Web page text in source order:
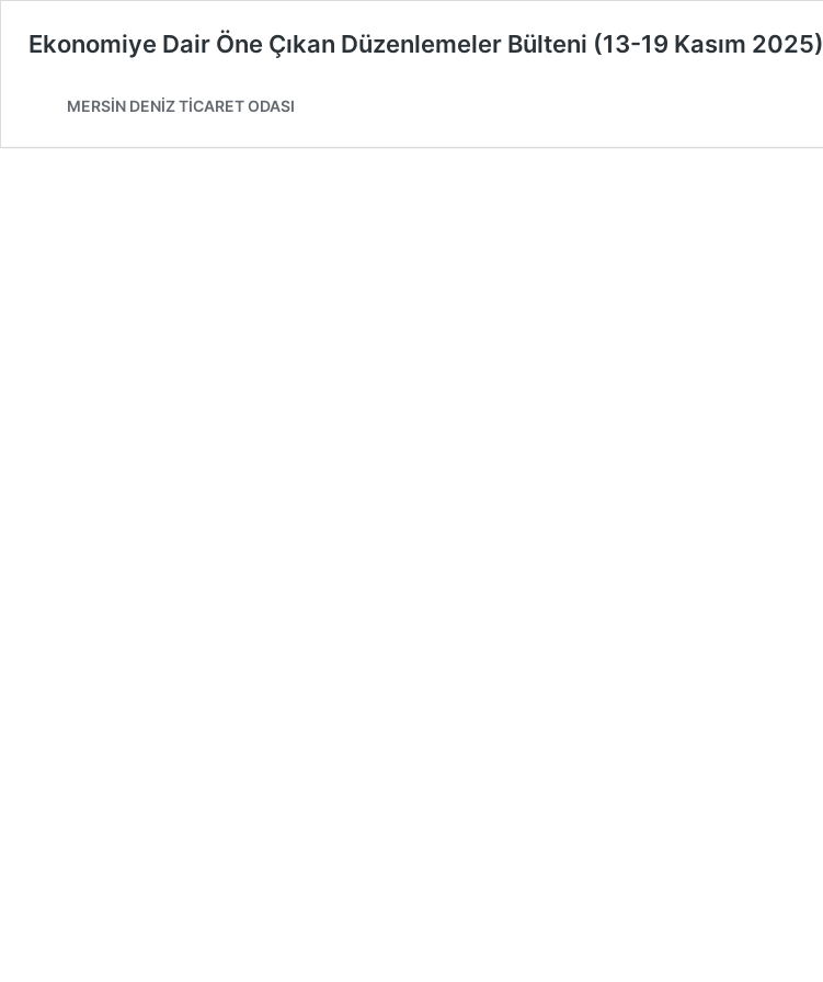
Ekonomiye Dair Öne Çıkan Düzenlemeler Bülteni (13-19 Kasım 2025)
MERSİN DENİZ TİCARET ODASI